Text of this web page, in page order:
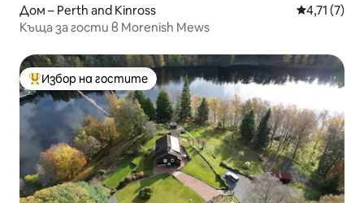
Дом – Perth and Kinross Средна
4,71 (7)
Къща за гости в Morenish Mews
Най-популярен избор на гостите
Избор на гостите